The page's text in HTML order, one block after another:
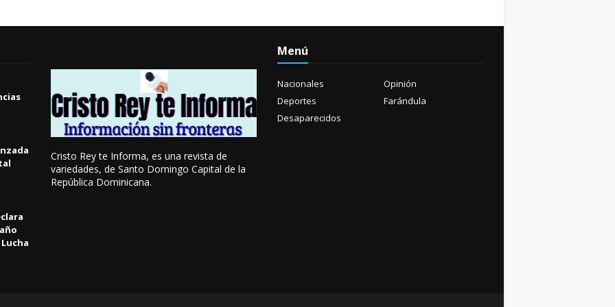
Cristo Rey te Informa, es una revista de
variedades, de Santo Domingo Capital de la
República Dominicana.
Menú
Nacionales
Opinión
Deportes
Farándula
Desaparecidos